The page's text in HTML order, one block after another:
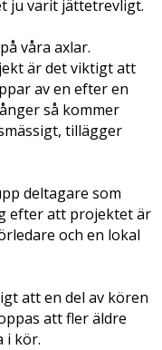
ju varit jättetrevligt.
våra axlar.
är det viktigt att
av en efter en
så kommer
tillägger
deltagare som
efter att projektet är
och en lokal
att en del av kören
att fler äldre
i kör.